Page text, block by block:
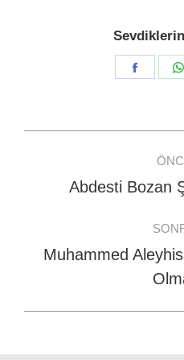
Share
navigation
Abdesti Bozan
Muhammed